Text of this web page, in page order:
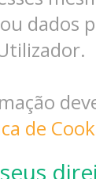
dados
de